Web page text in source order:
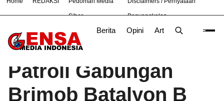
Siber Penyangkalan
Berita Opini Artikel
# Bekasi Hukum Nasional News TNI
Beranda/Berita
Patroli Gabungan
Brimob Batalyon B